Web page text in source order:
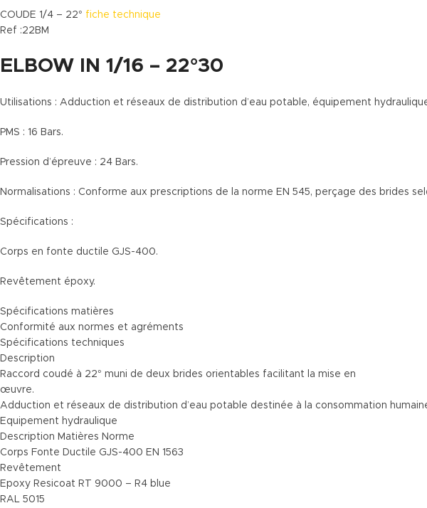
COUDE 1/4 – 22° fiche technique
Ref :22BM
ELBOW IN 1/16 – 22°30
Utilisations : Adduction et réseaux de distribution d’eau potable, équipement
PMS : 16 Bars.
Pression d’épreuve : 24 Bars.
Normalisations : Conforme aux prescriptions de la norme EN 545, perçage des brides
Spécifications :
Corps en fonte ductile GJS-400.
Revêtement époxy.
Spécifications matières
Conformité aux normes et agréments
Spécifications techniques
Description
Raccord coudé à 22° muni de deux brides orientables facilitant la mise en
œuvre.
Adduction et réseaux de distribution d’eau potable destinée
Equipement hydraulique
Description Matières Norme
Corps Fonte Ductile GJS-400 EN 1563
Revêtement
Epoxy Resicoat RT 9000 – R4 blue
RAL 5015